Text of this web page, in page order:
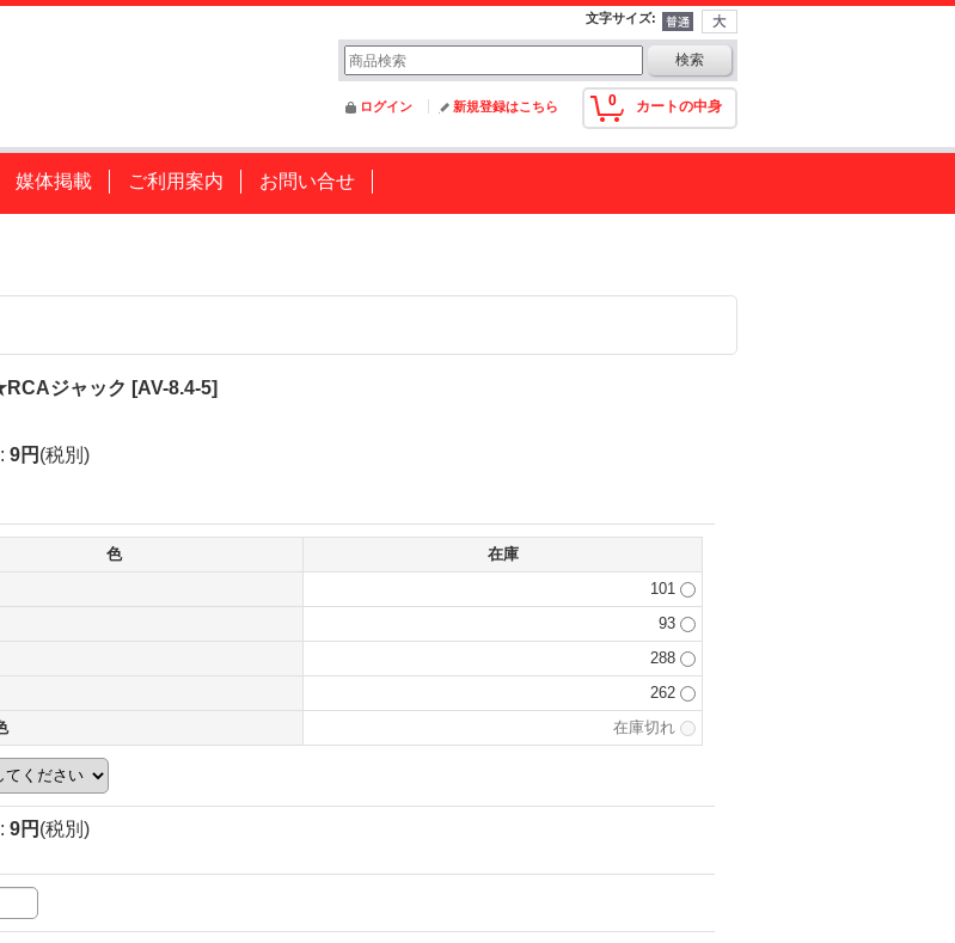
文字サイズ:
0 カートの中身
ログイン 新規登録はこちら
媒体掲載 ご利用案内 お問い合せ
ジャック [AV-8.4-5]
: 9円 (税別)
色
在庫
101
93
288
262
在庫切れ
: 9円 (税別)